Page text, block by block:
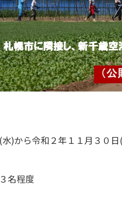
)から令和２年１１月３０
名程度